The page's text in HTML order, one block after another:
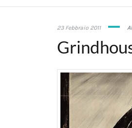
23 Febbraio 201119
2018